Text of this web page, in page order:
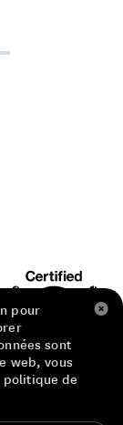
pour
sont
web, vous
politique de